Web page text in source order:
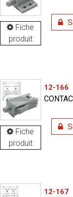
Fiche
produit
Fiche
produit
12-166
12-167